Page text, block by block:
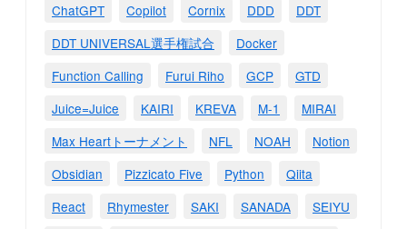
ChatGPT
Copilot Cornix DDD
DDT
DDT UNIVERSAL選手権試合
Docker
Function Calling
Furui Riho GCP
GTD
Juice=Juice
KAIRI KREVA M-1
MIRAI
Max Heartトーナメント
NFL NOAH
Notion
Obsidian
Pizzicato Five Python
Qiita
React
Rhymester SAKI SANADA
SEIYU